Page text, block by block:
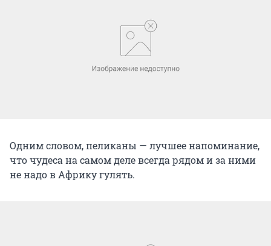
Одним словом, пеликаны — лучшее напоминание,
что чудеса на самом деле всегда рядом и за ними
не надо в Африку гулять.